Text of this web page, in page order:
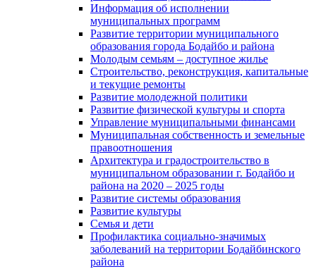
Информация об исполнении
муниципальных программ
Развитие территории муниципального
образования города Бодайбо и района
Молодым семьям – доступное жилье
Строительство, реконструкция, капитальные
и текущие ремонты
Развитие молодежной политики
Развитие физической культуры и спорта
Управление муниципальными финансами
Муниципальная собственность и земельные
правоотношения
Архитектура и градостроительство в
муниципальном образовании г. Бодайбо и
района на 2020 – 2025 годы
Развитие системы образования
Развитие культуры
Семья и дети
Профилактика социально-значимых
заболеваний на территории Бодайбинского
района